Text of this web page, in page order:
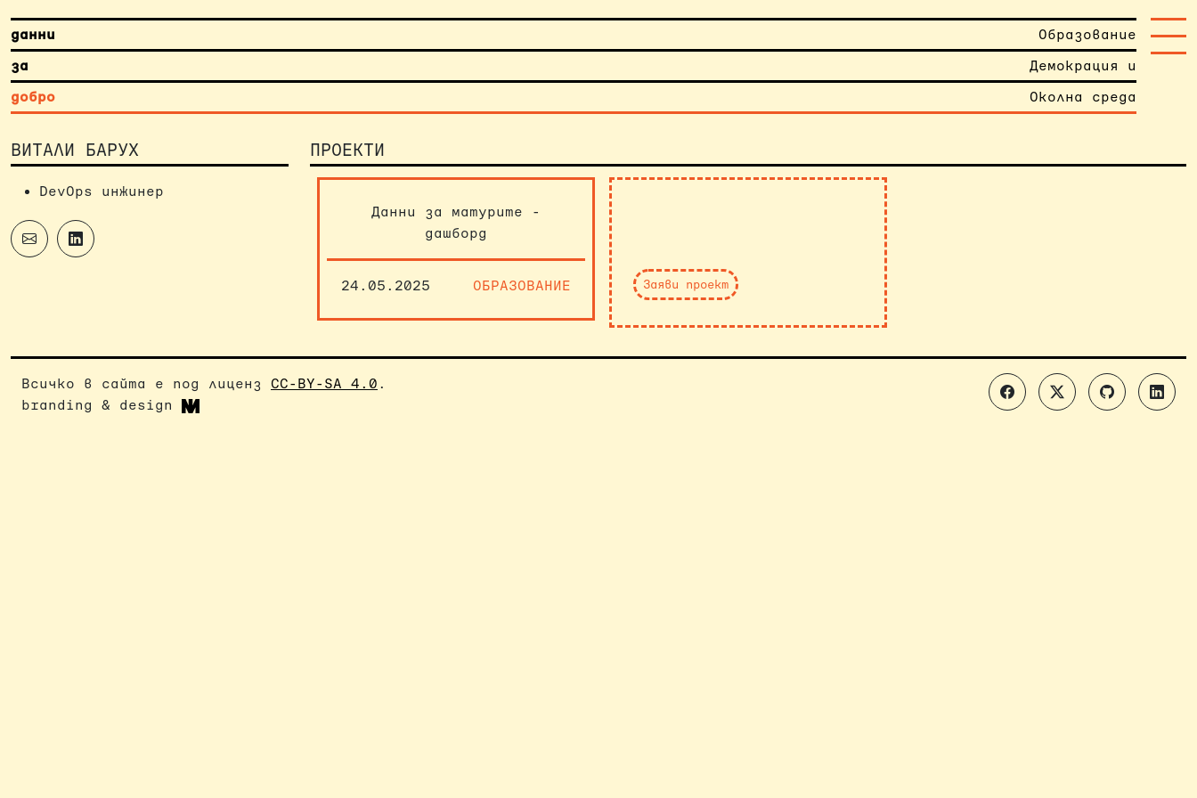
данни Образование
за Демокрация и
добро Околна среда
ВИТАЛИ БАРУХ
DevOps инжинер
ПРОЕКТИ
Данни за матурите -
дашборд
24.05.2025 ОБРАЗОВАНИЕ Заяви проект
Всичко в сайта e под лиценз CC-BY-SA 4.0 .
branding & design